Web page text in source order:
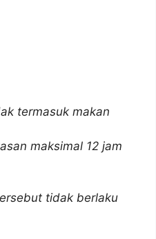
termasuk makan
maksimal 12 jam
tidak berlaku